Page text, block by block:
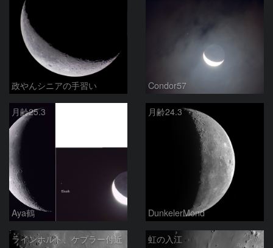
政やんシニアの手習い Condor57
月齢25.3
Aya鶴
月齢24.3
DunkelerMond
ラインホルト、ケプラー付近 虹の入江